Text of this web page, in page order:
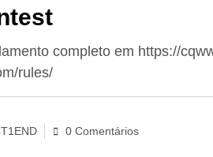
completo em https://
rules/
0 Comentários